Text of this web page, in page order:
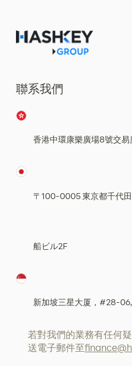
聯系我們
香港中環康樂廣場8號交
〒100-0005 東京都千代
船ビル2F
新加坡三星大厦，#28-
若對我們的業務有任何
送電子郵件至